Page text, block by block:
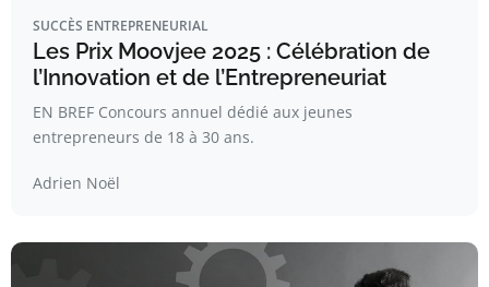
SUCCÈS ENTREPRENEURIAL
Les Prix Moovjee 2025 : Célébration de
l’Innovation et de l’Entrepreneuriat
EN BREF Concours annuel dédié aux jeunes
entrepreneurs de 18 à 30 ans.
Adrien Noël